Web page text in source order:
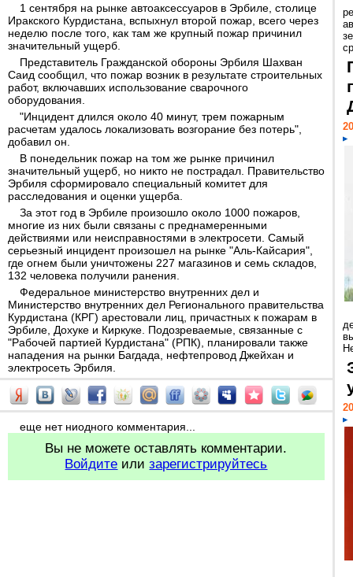
1 сентября на рынке автоаксессуаров в Эрбиле, столице
Иракского Курдистана, вспыхнул второй пожар, всего через
неделю после того, как там же крупный пожар причинил
значительный ущерб.
Представитель Гражданской обороны Эрбиля Шахван
Саид сообщил, что пожар возник в результате строительных
работ, включавших использование сварочного
оборудования.
"Инцидент длился около 40 минут, трем пожарным
расчетам удалось локализовать возгорание без потерь",
добавил он.
В понедельник пожар на том же рынке причинил
значительный ущерб, но никто не пострадал. Правительство
Эрбиля сформировало специальный комитет для
расследования и оценки ущерба.
За этот год в Эрбиле произошло около 1000 пожаров,
многие из них были связаны с преднамеренными
действиями или неисправностями в электросети. Самый
серьезный инцидент произошел на рынке "Аль-Кайсария",
где огнем были уничтожены 227 магазинов и семь складов,
132 человека получили ранения.
Федеральное министерство внутренних дел и
Министерство внутренних дел Регионального правительства
Курдистана (КРГ) арестовали лиц, причастных к пожарам в
Эрбиле, Дохуке и Киркуке. Подозреваемые, связанные с
"Рабочей партией Курдистана" (РПК), планировали также
нападения на рынки Багдада, нефтепровод Джейхан и
электросеть Эрбиля.
еще нет ниодного комментария...
Вы не можете оставлять комментарии.
Войдите илизарегистрируйтесь